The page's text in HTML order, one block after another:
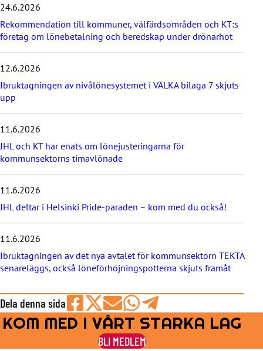
r
d
e
n
a
s
e
n
y
h
e
t
e
n
a
24.6.2026
Rekommendation till kommuner, välfärdsområden och KT:s
företag om lönebetalning och beredskap under drönarhot
12.6.2026
Ibruktagningen av nivålönesystemet i VÄLKA bilaga 7 skjuts
upp
11.6.2026
JHL och KT har enats om lönejusteringarna för
kommunsektorns timavlönade
11.6.2026
JHL deltar i Helsinki Pride-paraden – kom med du också!
11.6.2026
Ibruktagningen av det nya avtalet för kommunsektorn TEKTA
senareläggs, också löneförhöjningspotterna skjuts framåt
Dela denna sida
Share
on
Facebook
Share
on
Share
by
E-
Share
on
WhatsApp
Share
on
Telegram
KOM MED I VÅRT STARKA LAG
BLI MEDLEM